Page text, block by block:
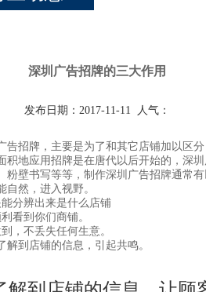
深圳广告招牌的三大作用
发布日期：2017-11-11 人气：
招牌，主要是为了和其它店铺加以区分
积地应用招牌是在唐代以后开始的，深
壁书写等等，制作深圳广告招牌通常有
然，进入视野。
分辨出来是什么店铺
到你们商铺。
不丢失任何生意。
到店铺的信息，引起共鸣。